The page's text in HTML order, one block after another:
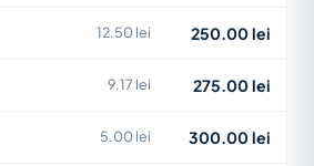
12.50 lei 250.00 lei
9.17 lei 275.00 lei
5.00 lei 300.00 lei